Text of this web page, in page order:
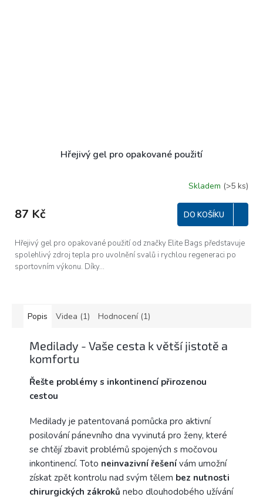
Hřejivý gel pro opakované použití
produktu
je
z
5
hvězdiček.
Skladem (>5 ks)
87 Kč DO KOŠÍKU
Hřejivý gel pro opakované použití od značky Elite Bags představuje
spolehlivý zdroj tepla pro uvolnění svalů i rychlou regeneraci po
sportovním výkonu. Díky...
Popis Videa (1) Hodnocení (1)
Medilady - Vaše cesta k větší jistotě a
komfortu
Řešte problémy s inkontinencí přirozenou
cestou
Medilady je patentovaná pomůcka pro aktivní
posilování pánevního dna vyvinutá pro ženy, které
se chtějí zbavit problémů spojených s močovou
inkontinencí. Toto neinvazivní řešení vám umožní
získat zpět kontrolu nad svým tělem bez nutnosti
chirurgických zákroků nebo dlouhodobého užívání